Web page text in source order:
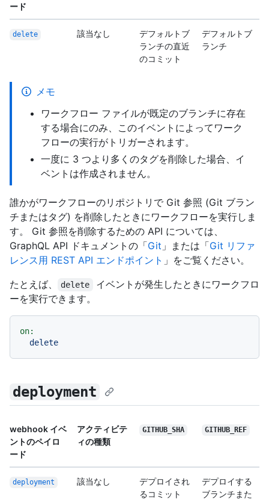
ード
delete 該当なし
デフォルトブ
ランチの直近
のコミット
デフォルトブ
ランチ
メモ
ワークフロー ファイルが既定のブランチに存在
する場合にのみ、このイベントによってワーク
フローの実行がトリガーされます。
一度に 3 つより多くのタグを削除した場合、イ
ベントは作成されません。
誰かがワークフローのリポジトリで Git 参照 (Git ブラン
チまたはタグ) を削除したときにワークフローを実行しま
す。 Git 参照を削除するための API については、
GraphQL API ドキュメントの「Git 」または「Git リファ
レンス用 REST API エンドポイント 」をご覧ください。
たとえば、
delete
イベントが発生したときにワークフロ
ーを実行できます。
on:
delete
deployment
webhook イベ
ントのペイロ
ード
アクティビテ
ィの種類
GITHUB_SHA GITHUB_REF
deployment 該当なし
デプロイされ
るコミット
デプロイする
ブランチまた